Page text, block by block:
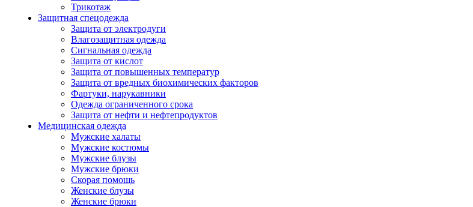
Трикотаж
Защитная спецодежда
Защита от электродуги
Влагозащитная одежда
Сигнальная одежда
Защита от кислот
Защита от повышенных температур
Защита от вредных биохимических факторов
Фартуки, нарукавники
Одежда ограниченного срока
Защита от нефти и нефтепродуктов
Медицинская одежда
Мужские халаты
Мужские костюмы
Мужские блузы
Мужские брюки
Скорая помощь
Женские блузы
Женские брюки